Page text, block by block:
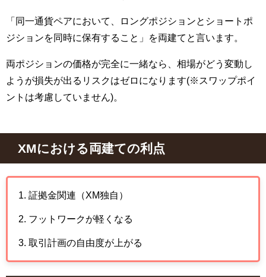
「同一通貨ペアにおいて、ロングポジションとショートポ
ジションを同時に保有すること」を両建てと言います。
両ポジションの価格が完全に一緒なら、相場がどう変動し
ようが損失が出るリスクはゼロになります(※スワップポイ
ントは考慮していません)。
XMにおける両建ての利点
証拠金関連（XM独自）
フットワークが軽くなる
取引計画の自由度が上がる